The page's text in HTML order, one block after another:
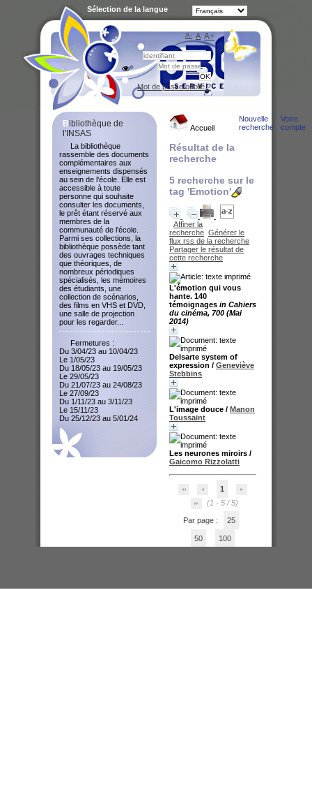
Accueil
Nouvelle
recherche
Votre
compte
Résultat de la
recherche
5 recherche sur le
tag 'Emotion'
Affiner la
recherche Générer le
flux rss de la recherche
Partager le résultat de
cette recherche
L'émotion qui vous
hante. 140
témoignages in Cahiers
du cinéma, 700 (Mai
2014)
Delsarte system of
expression / Geneviève
Stebbins
L'image douce / Manon
Toussaint
Les neurones miroirs /
Gaicomo Rizzolatti
1
(1 - 5 / 5)
Par page : 25
50 100
Bibliothèque de
l'INSAS
La bibliothèque
rassemble des documents
complémentaires aux
enseignements dispensés
au sein de l'école. Elle est
accessible à toute
personne qui souhaite
consulter les documents,
le prêt étant réservé aux
membres de la
communauté de l'école.
Parmi ses collections, la
bibliothèque possède tant
des ouvrages techniques
que théoriques, de
nombreux périodiques
spécialisés, les mémoires
des étudiants, une
collection de scénarios,
des films en VHS et DVD,
une salle de projection
pour les regarder...
Fermetures :
Du 3/04/23 au 10/04/23
Le 1/05/23
Du 18/05/23 au 19/05/23
Le 29/05/23
Du 21/07/23 au 24/08/23
Le 27/09/23
Du 1/11/23 au 3/11/23
Le 15/11/23
Du 25/12/23 au 5/01/24
A- A A+
Sélection de la langue
Mot de passe oublié ?